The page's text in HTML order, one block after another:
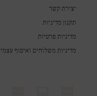
יצירת קשר
תקנון מדיניות
מדיניות פרטיות
מדיניות משלוחים ואיסוף עצמי